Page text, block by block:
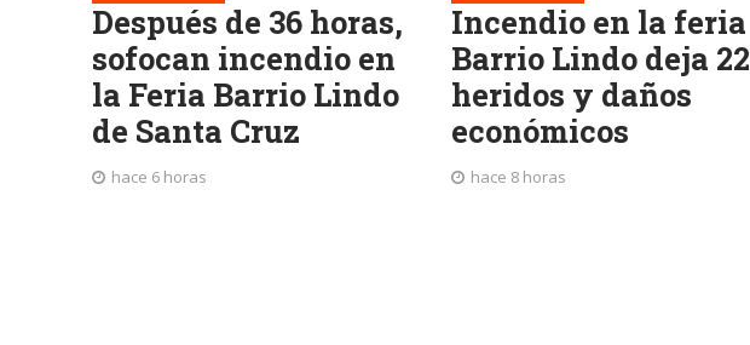
Después de 36 horas,
sofocan incendio en
la Feria Barrio Lindo
de Santa Cruz
hace 6 horas
Incendio en la feria
Barrio Lindo deja 22
heridos y daños
económicos
hace 8 horas